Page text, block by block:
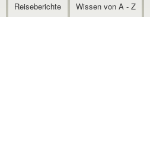
Reiseberichte Wissen von A - Z